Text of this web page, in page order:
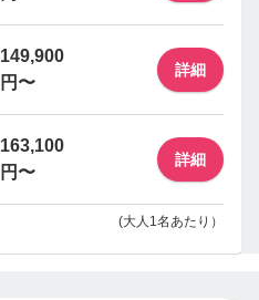
149,900
円〜
詳細
163,100
円〜
詳細
(大人1名あたり）